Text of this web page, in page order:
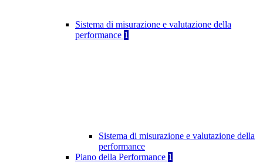
Sistema di misurazione e valutazione della
performance 1
Sistema di misurazione e valutazione della
performance
Piano della Performance 1